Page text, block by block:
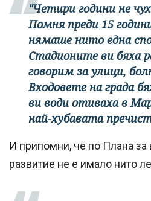
"Четири години не
Помня преди 15
нямаше нито една
Стадионите ви бяха
говорим за улици,
Входовете на града
ви води отиваха в
най-хубавата
И припомни, че по Плана за
развитие не е имало нито